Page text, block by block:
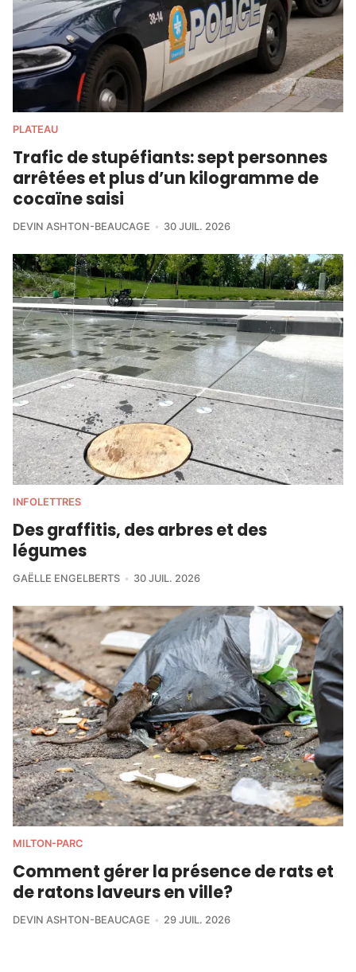
PLATEAU
Trafic de stupéfiants: sept personnes
arrêtées et plus d’un kilogramme de
cocaïne saisi
DEVIN ASHTON-BEAUCAGE 30 JUIL. 2026
INFOLETTRES
Des graffitis, des arbres et des
légumes
GAËLLE ENGELBERTS 30 JUIL. 2026
MILTON-PARC
Comment gérer la présence de rats et
de ratons laveurs en ville?
DEVIN ASHTON-BEAUCAGE 29 JUIL. 2026